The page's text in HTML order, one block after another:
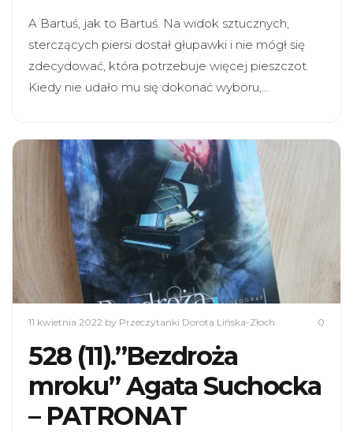
A Bartuś, jak to Bartuś. Na widok sztucznych,
sterczących piersi dostał głupawki i nie mógł się
zdecydować, która potrzebuje więcej pieszczot.
Kiedy nie udało mu się dokonać wyboru,…
11 kwietnia 2022 by Przeczytanki Dorota Lińska-Złoch 0
528 (11).”Bezdroża
mroku” Agata Suchocka
– PATRONAT